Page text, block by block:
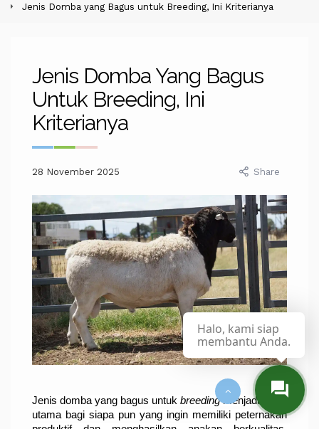
Jenis Domba yang Bagus untuk Breeding, Ini Kriterianya
Jenis Domba Yang Bagus
Untuk Breeding, Ini
Kriterianya
28 November 2025 Share
Jenis domba yang bagus untuk breeding menjadi kunci
utama bagi siapa pun yang ingin memiliki peternakan
Halo, kami siap
membantu Anda.